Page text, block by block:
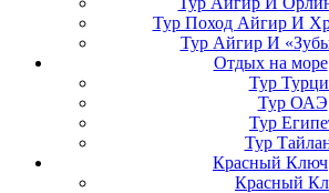
Тур Поход Айгир И
Тур Айгир И
Отдых на море
Тур
Тур ОАЭ
Тур
Тур
Красный Ключ
Красный